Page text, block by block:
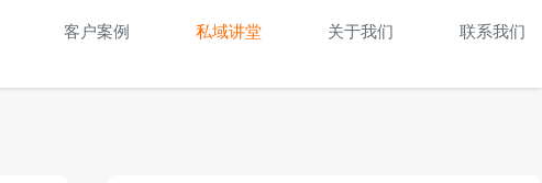
客户案例 私域讲堂 关于我们 联系我们